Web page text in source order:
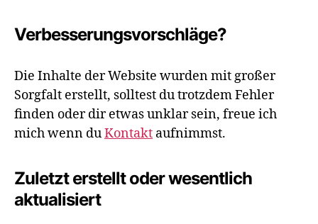
Verbesserungsvorschläge?
Die Inhalte der Website wurden mit großer
Sorgfalt erstellt, solltest du trotzdem Fehler
finden oder dir etwas unklar sein, freue ich
mich wenn duKontakt aufnimmst.
Zuletzt erstellt oder wesentlich
aktualisiert